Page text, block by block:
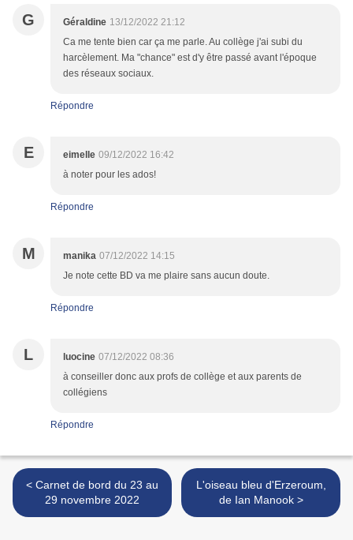
G Géraldine 13/12/2022 21:12
Ca me tente bien car ça me parle. Au collège j'ai subi du
harcèlement. Ma "chance" est d'y être passé avant l'époque
des réseaux sociaux.
Répondre
E eimelle 09/12/2022 16:42
à noter pour les ados!
Répondre
M manika 07/12/2022 14:15
Je note cette BD va me plaire sans aucun doute.
Répondre
L luocine 07/12/2022 08:36
à conseiller donc aux profs de collège et aux parents de
collégiens
Répondre
< Carnet de bord du 23 au
29 novembre 2022
L'oiseau bleu d'Erzeroum,
de Ian Manook >